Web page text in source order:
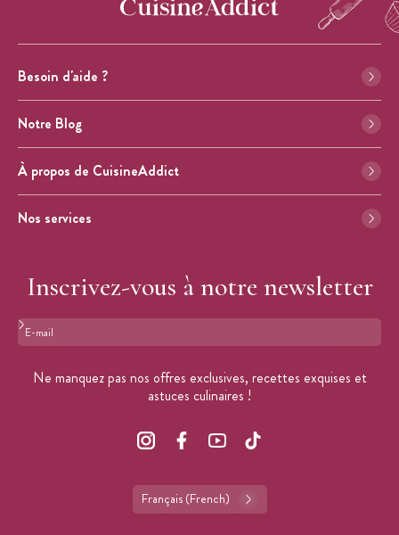
Besoin d'aide ?
Notre Blog
À propos de CuisineAddict
Nos services
Inscrivez-vous à notre newsletter
Format : adresse@email.com
Ne manquez pas nos offres exclusives, recettes exquises et
astuces culinaires !
Français (French)